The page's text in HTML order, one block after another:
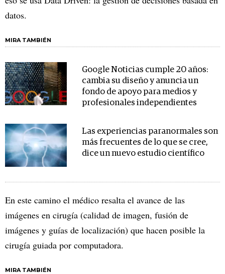
datos.
MIRA TAMBIÉN
Google Noticias cumple 20 años:
cambia su diseño y anuncia un
fondo de apoyo para medios y
profesionales independientes
Las experiencias paranormales son
más frecuentes de lo que se cree,
dice un nuevo estudio científico
En este camino el médico resalta el avance de las
imágenes en cirugía (calidad de imagen, fusión de
imágenes y guías de localización) que hacen posible la
cirugía guiada por computadora.
MIRA TAMBIÉN